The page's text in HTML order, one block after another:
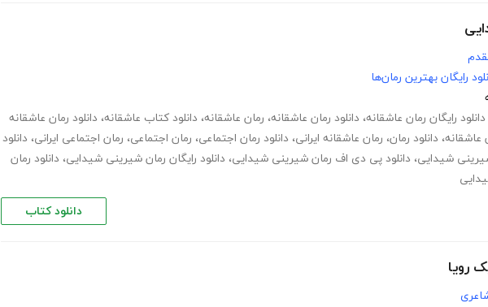
رایگان بهترین رمان‌ها
دانلود رایگان رمان عاشقانه، دانلود رمان عاشقانه، رمان عاشقانه، دانلود کتاب عاشقانه، دانلود رمان عاشقانه
عاشقانه، دانلود رمان، رمان عاشقانه ایرانی، دانلود رمان اجتماعی، رمان اجتماعی، رمان اجتماعی ایرانی، دانلود
، دانلود پی دی اف رمان شیرینی شیدایی، دانلود رایگان رمان شیرینی شیدایی، دانلود رمان
دانلود کتاب
رویا